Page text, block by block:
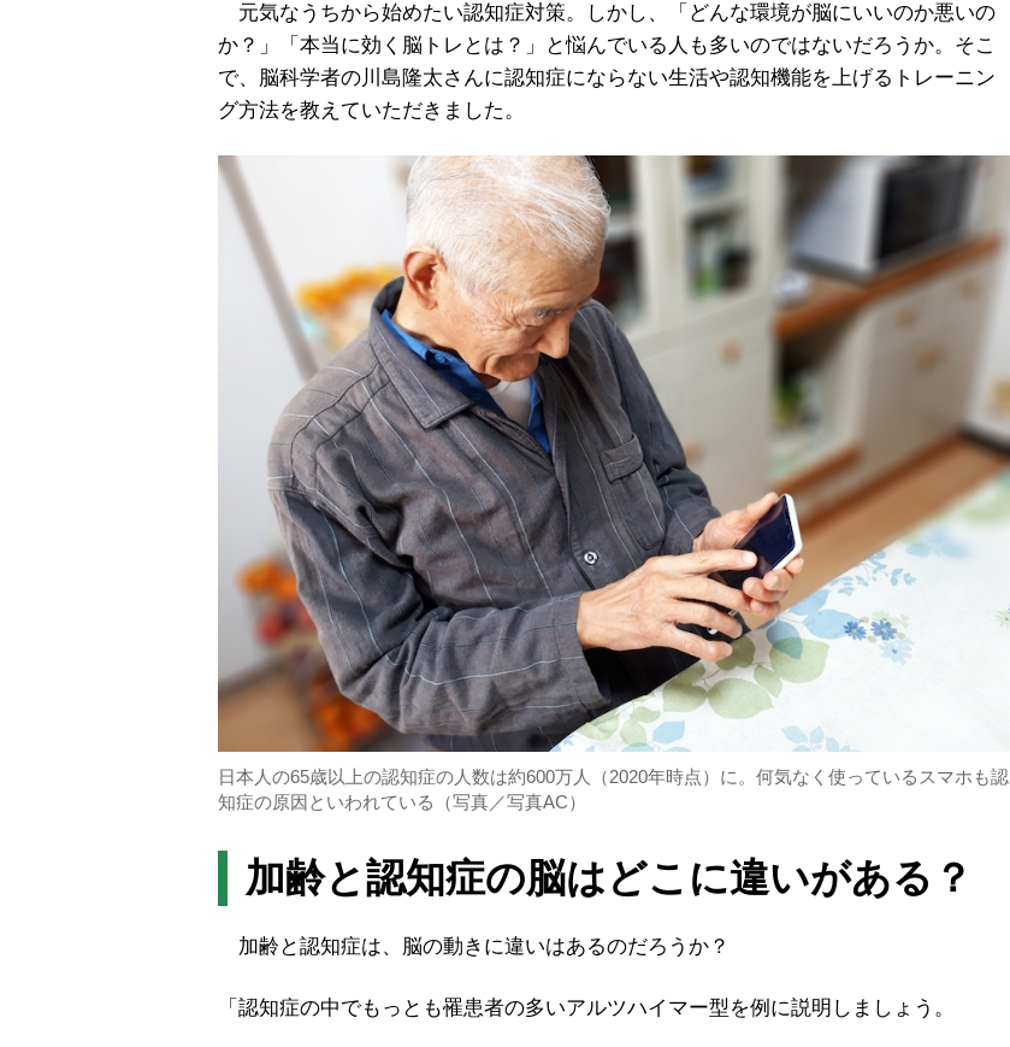
元気なうちから始めたい認知症対策。しかし、「どんな環境が脳にいいのか悪いの
か？」「本当に効く脳トレとは？」と悩んでいる人も多いのではないだろうか。そこ
で、脳科学者の川島隆太さんに認知症にならない生活や認知機能を上げるトレーニン
グ方法を教えていただきました。
日本人の65歳以上の認知症の人数は約600万人（2020年時点）に。何気なく使っているスマホも認
知症の原因といわれている（写真／写真AC）
加齢と認知症の脳はどこに違いがある？
加齢と認知症は、脳の動きに違いはあるのだろうか？
「認知症の中でもっとも罹患者の多いアルツハイマー型を例に説明しましょう。